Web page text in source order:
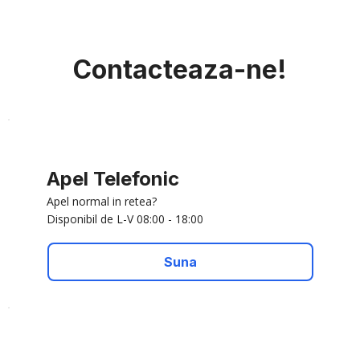
Contacteaza-ne!
Apel Telefonic
Apel normal in retea?
Disponibil de L-V 08:00 - 18:00
Suna